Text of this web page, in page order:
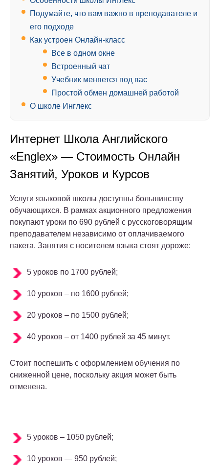
Подумайте, что вам важно в преподавателе и
его подходе
Как устроен Онлайн-класс
Все в одном окне
Встроенный чат
Учебник меняется под вас
Простой обмен домашней работой
О школе Инглекс
Интернет Школа Английского
«Englex» — Стоимость Онлайн
Занятий, Уроков и Курсов
Услуги языковой школы доступны большинству
обучающихся. В рамках акционного предложения
покупают уроки по 690 рублей с русскоговорящим
преподавателем независимо от оплачиваемого
пакета. Занятия с носителем языка стоят дороже:
5 уроков по 1700 рублей;
10 уроков – по 1600 рублей;
20 уроков – по 1500 рублей;
40 уроков – от 1400 рублей за 45 минут.
Стоит поспешить с оформлением обучения по
сниженной цене, поскольку акция может быть
отменена.
5 уроков – 1050 рублей;
10 уроков — 950 рублей;